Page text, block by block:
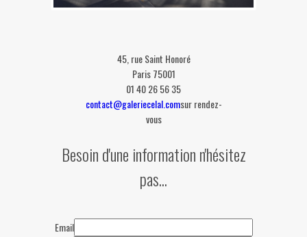
45, rue Saint Honoré
Paris 75001
01 40 26 56 35
contact@galeriecelal.comsur rendez-
vous
correctly.
Do you own this website? OK
Besoin d'une information n'hésitez
pas...
Email